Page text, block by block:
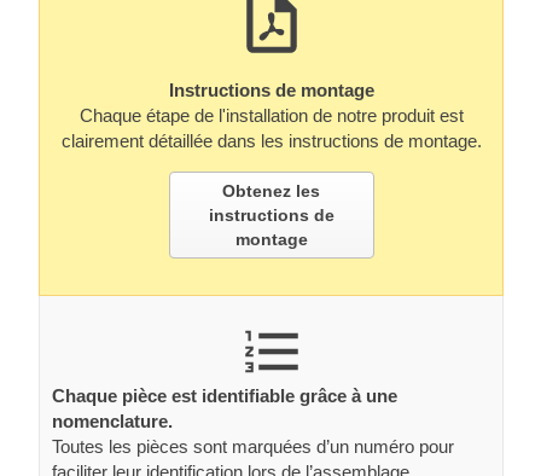
Instructions de montage
Chaque étape de l'installation de notre produit est
clairement détaillée dans les instructions de montage.
Obtenez les
instructions de
montage
Chaque pièce est identifiable grâce à une
nomenclature.
Toutes les pièces sont marquées d’un numéro pour